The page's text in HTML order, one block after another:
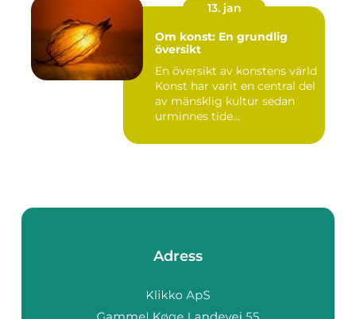
13. jan
Om konst: En grundlig
översikt
En översikt av konstens värld
Konst har varit en central del
av mänsklig kultur sedan
urminnes tide...
Adress